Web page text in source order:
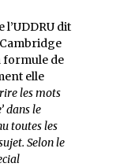
dit
formule de
elle
les mots
dans le
toutes les
Selon le